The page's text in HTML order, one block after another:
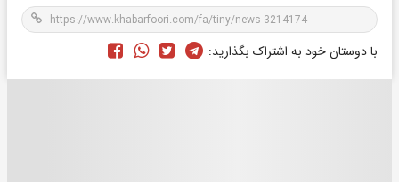
با دوستان خود به اشتراک بگذارید: